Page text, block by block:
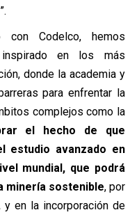
”.
con Codelco, hemos
en los más
donde la academia y
para enfrentar la
complejos como la
el hecho de que
estudio avanzado en
mundial, que podrá
minería sostenible, por
y en la incorporación de